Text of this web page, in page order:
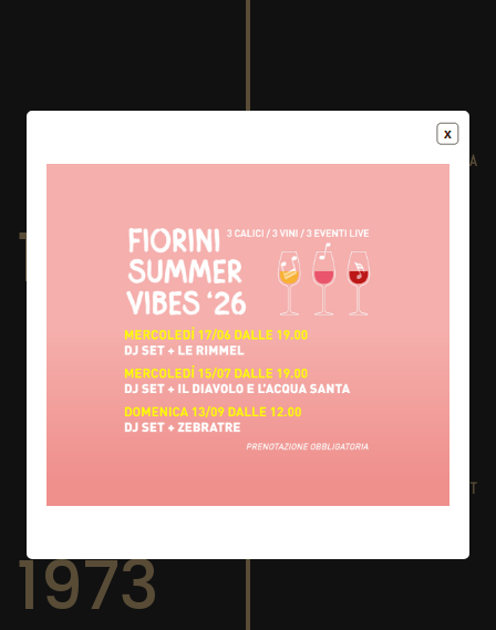
VALENTINO HEIRATET SILVANA RIDELLA
1969
EIN ZWEITER WEINKELLER WIRD GEBAUT
1973